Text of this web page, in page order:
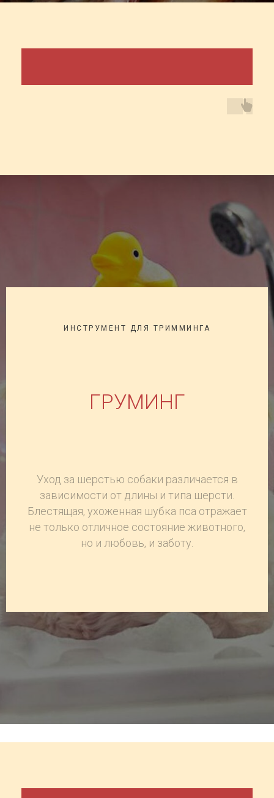
ИНСТРУМЕНТ ДЛЯ ТРИММИНГА
ГРУМИНГ
Уход за шерстью собаки различается в
зависимости от длины и типа шерсти.
Блестящая, ухоженная шубка пса отражает
не только отличное состояние животного,
но и любовь, и заботу.